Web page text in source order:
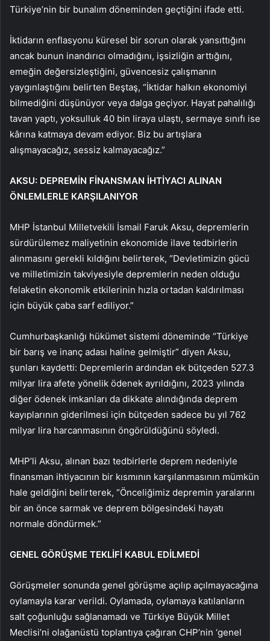
Türkiye’nin bir bunalım döneminden geçtiğini ifade etti.
İktidarın enflasyonu küresel bir sorun olarak yansıttığını
ancak bunun inandırıcı olmadığını, işsizliğin arttığını,
emeğin değersizleştiğini, güvencesiz çalışmanın
yaygınlaştığını belirten Beştaş, “İktidar halkın ekonomiyi
bilmediğini düşünüyor veya dalga geçiyor. Hayat pahalılığı
tavan yaptı, yoksulluk 40 bin liraya ulaştı, sermaye sınıfı ise
kârına katmaya devam ediyor. Biz bu artışlara
alışmayacağız, sessiz kalmayacağız.”
AKSU: DEPREMİN FİNANSMAN İHTİYACI ALINAN
ÖNLEMLERLE KARŞILANIYOR
MHP İstanbul Milletvekili İsmail Faruk Aksu, depremlerin
sürdürülemez maliyetinin ekonomide ilave tedbirlerin
alınmasını gerekli kıldığını belirterek, “Devletimizin gücü
ve milletimizin takviyesiyle depremlerin neden olduğu
felaketin ekonomik etkilerinin hızla ortadan kaldırılması
için büyük çaba sarf ediliyor.”
Cumhurbaşkanlığı hükümet sistemi döneminde “Türkiye
bir barış ve inanç adası haline gelmiştir” diyen Aksu,
şunları kaydetti: Depremlerin ardından ek bütçeden 527.3
milyar lira afete yönelik ödenek ayrıldığını, 2023 yılında
diğer ödenek imkanları da dikkate alındığında deprem
kayıplarının giderilmesi için bütçeden sadece bu yıl 762
milyar lira harcanmasının öngörüldüğünü söyledi.
MHP’li Aksu, alınan bazı tedbirlerle deprem nedeniyle
finansman ihtiyacının bir kısmının karşılanmasının mümkün
hale geldiğini belirterek, “Önceliğimiz depremin yaralarını
bir an önce sarmak ve deprem bölgesindeki hayatı
normale döndürmek.”
GENEL GÖRÜŞME TEKLİFİ KABUL EDİLMEDİ
Görüşmeler sonunda genel görüşme açılıp açılmayacağına
oylamayla karar verildi. Oylamada, oylamaya katılanların
salt çoğunluğu sağlanamadı ve Türkiye Büyük Millet
Meclisi’ni olağanüstü toplantıya çağıran CHP’nin ‘genel